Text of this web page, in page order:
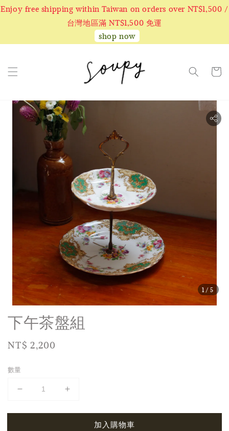
Enjoy free shipping within Taiwan on orders over NT$1,500 /
台灣地區滿 NT$1,500 免運
shop now
1 /5
下午茶盤組
Regular
NT$ 2,200
數量
加入購物車